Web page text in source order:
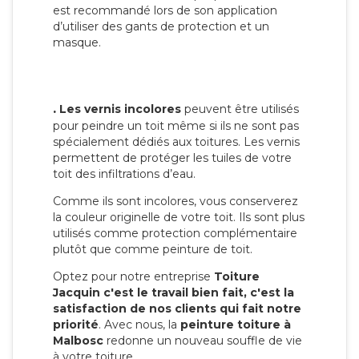
est recommandé lors de son application
d’utiliser des gants de protection et un
masque.
. Les vernis incolores peuvent être utilisés
pour peindre un toit même si ils ne sont pas
spécialement dédiés aux toitures. Les vernis
permettent de protéger les tuiles de votre
toit des infiltrations d’eau.
Comme ils sont incolores, vous conserverez
la couleur originelle de votre toit. Ils sont plus
utilisés comme protection complémentaire
plutôt que comme peinture de toit.
Optez pour notre entreprise Toiture
Jacquin c'est le travail bien fait, c'est la
satisfaction de nos clients qui fait notre
priorité. Avec nous, la peinture toiture à
Malbosc redonne un nouveau souffle de vie